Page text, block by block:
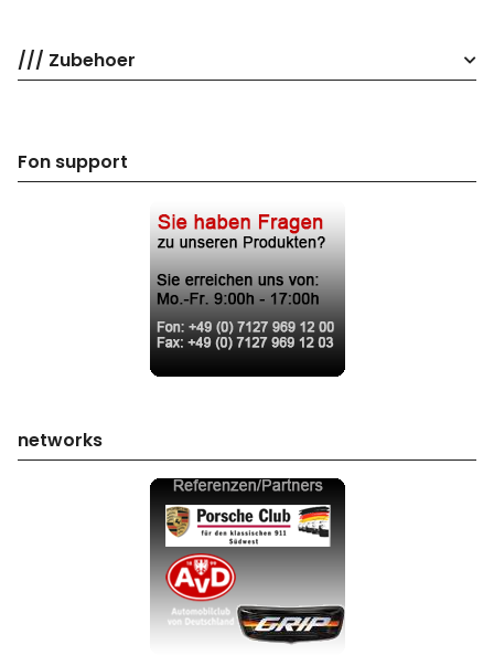
/// Zubehoer
Fon support
networks